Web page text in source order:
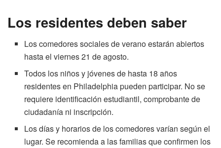
Los residentes deben saber
Los comedores sociales de verano estarán abiertos
hasta el viernes 21 de agosto.
Todos los niños y jóvenes de hasta 18 años
residentes en Philadelphia pueden participar. No se
requiere identificación estudiantil, comprobante de
ciudadanía ni inscripción.
Los días y horarios de los comedores varían según el
lugar. Se recomienda a las familias que confirmen los